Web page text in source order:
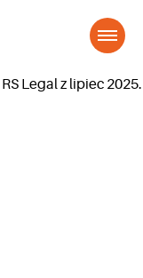
RS Legalz lipiec 2025.